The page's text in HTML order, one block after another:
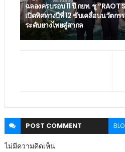
ฉลองครบรอบ 11 ปี กยท. ชู “RAOT
เปิดทิศทางปีที่ 12 ขับเคลื่อนนวัตกร
ระดับยางไทยสู่สากล
POST COMMENT
ไม่มีความคิดเห็น